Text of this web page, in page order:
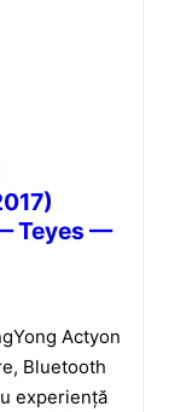
Teyes —
Actyon
Bluetooth
experiență